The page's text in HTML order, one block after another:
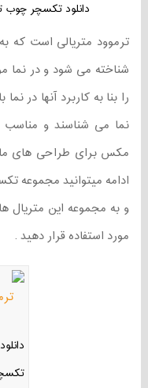
دانلود تکسچر چوب
ترموود متریالی است که
شناخته می شود و در نما
را بنا به کاربرد آنها در
نما می شناسند و مناسب
مکس برای طراحی های ما
ادامه میتوانید مجموعه
و به مجموعه این متریال
مورد استفاده قرار دهید .